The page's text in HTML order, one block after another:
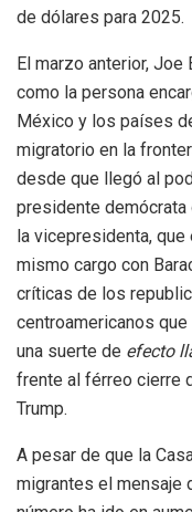
de dólares para 2025.
El marzo anterior, Joe
como la persona
México y los países
migratorio en la
desde que llegó al
presidente
la vicepresidenta,
mismo cargo con
críticas de los
centroamericanos
una suerte de efecto
frente al férreo cierre
Trump.
A pesar de que la
migrantes el mensaje